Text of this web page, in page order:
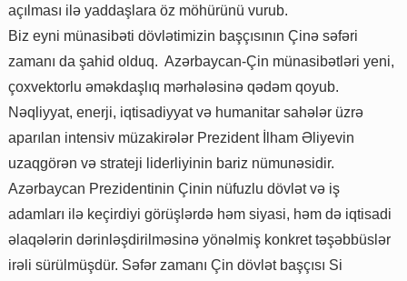
açılması ilə yaddaşlara öz möhürünü vurub.
Biz eyni münasibəti dövlətimizin başçısının Çinə səfəri
zamanı da şahid olduq. Azərbaycan-Çin münasibətləri yeni,
çoxvektorlu əməkdaşlıq mərhələsinə qədəm qoyub.
Nəqliyyat, enerji, iqtisadiyyat və humanitar sahələr üzrə
aparılan intensiv müzakirələr Prezident İlham Əliyevin
uzaqgörən və strateji liderliyinin bariz nümunəsidir.
Azərbaycan Prezidentinin Çinin nüfuzlu dövlət və iş
adamları ilə keçirdiyi görüşlərdə həm siyasi, həm də iqtisadi
əlaqələrin dərinləşdirilməsinə yönəlmiş konkret təşəbbüslər
irəli sürülmüşdür. Səfər zamanı Çin dövlət başçısı Si